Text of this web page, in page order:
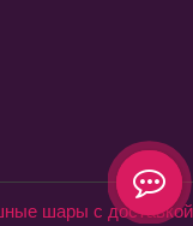
шары с доставкой